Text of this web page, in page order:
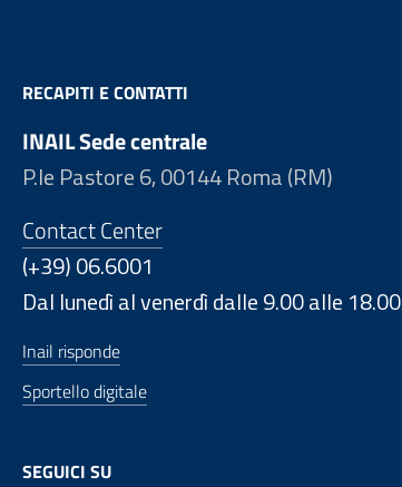
RECAPITI E CONTATTI
INAIL Sede centrale
P.le Pastore 6, 00144 Roma (RM)
Contact Center
(+39) 06.6001
Dal lunedì al venerdì dalle 9.00 alle 18.00
Inail risponde
Sportello digitale
SEGUICI SU